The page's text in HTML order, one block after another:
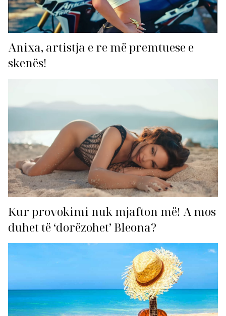
Anixa, artistja e re më premtuese e
skenës!
Kur provokimi nuk mjafton më! A mos
duhet të ‘dorëzohet’ Bleona?